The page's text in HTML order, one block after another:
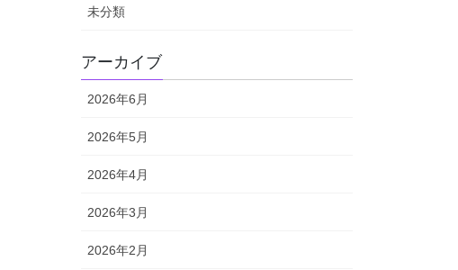
未分類
アーカイブ
2026年6月
2026年5月
2026年4月
2026年3月
2026年2月